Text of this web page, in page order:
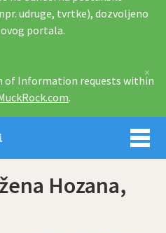
udruge, tvrtke), dozvoljeno
portala.
of Information requests within
.
×
Imamo
Hozana,